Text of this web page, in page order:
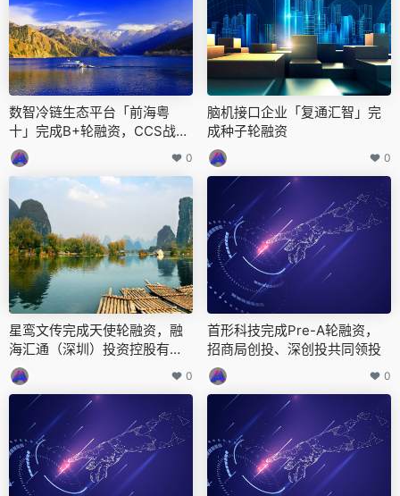
数智冷链生态平台「前海粤
十」完成B+轮融资，CCS战略
领投
0
脑机接口企业「复通汇智」完
成种子轮融资
0
星鸾文传完成天使轮融资，融
海汇通（深圳）投资控股有限
公司领投
0
首形科技完成Pre-A轮融资，
招商局创投、深创投共同领投
0